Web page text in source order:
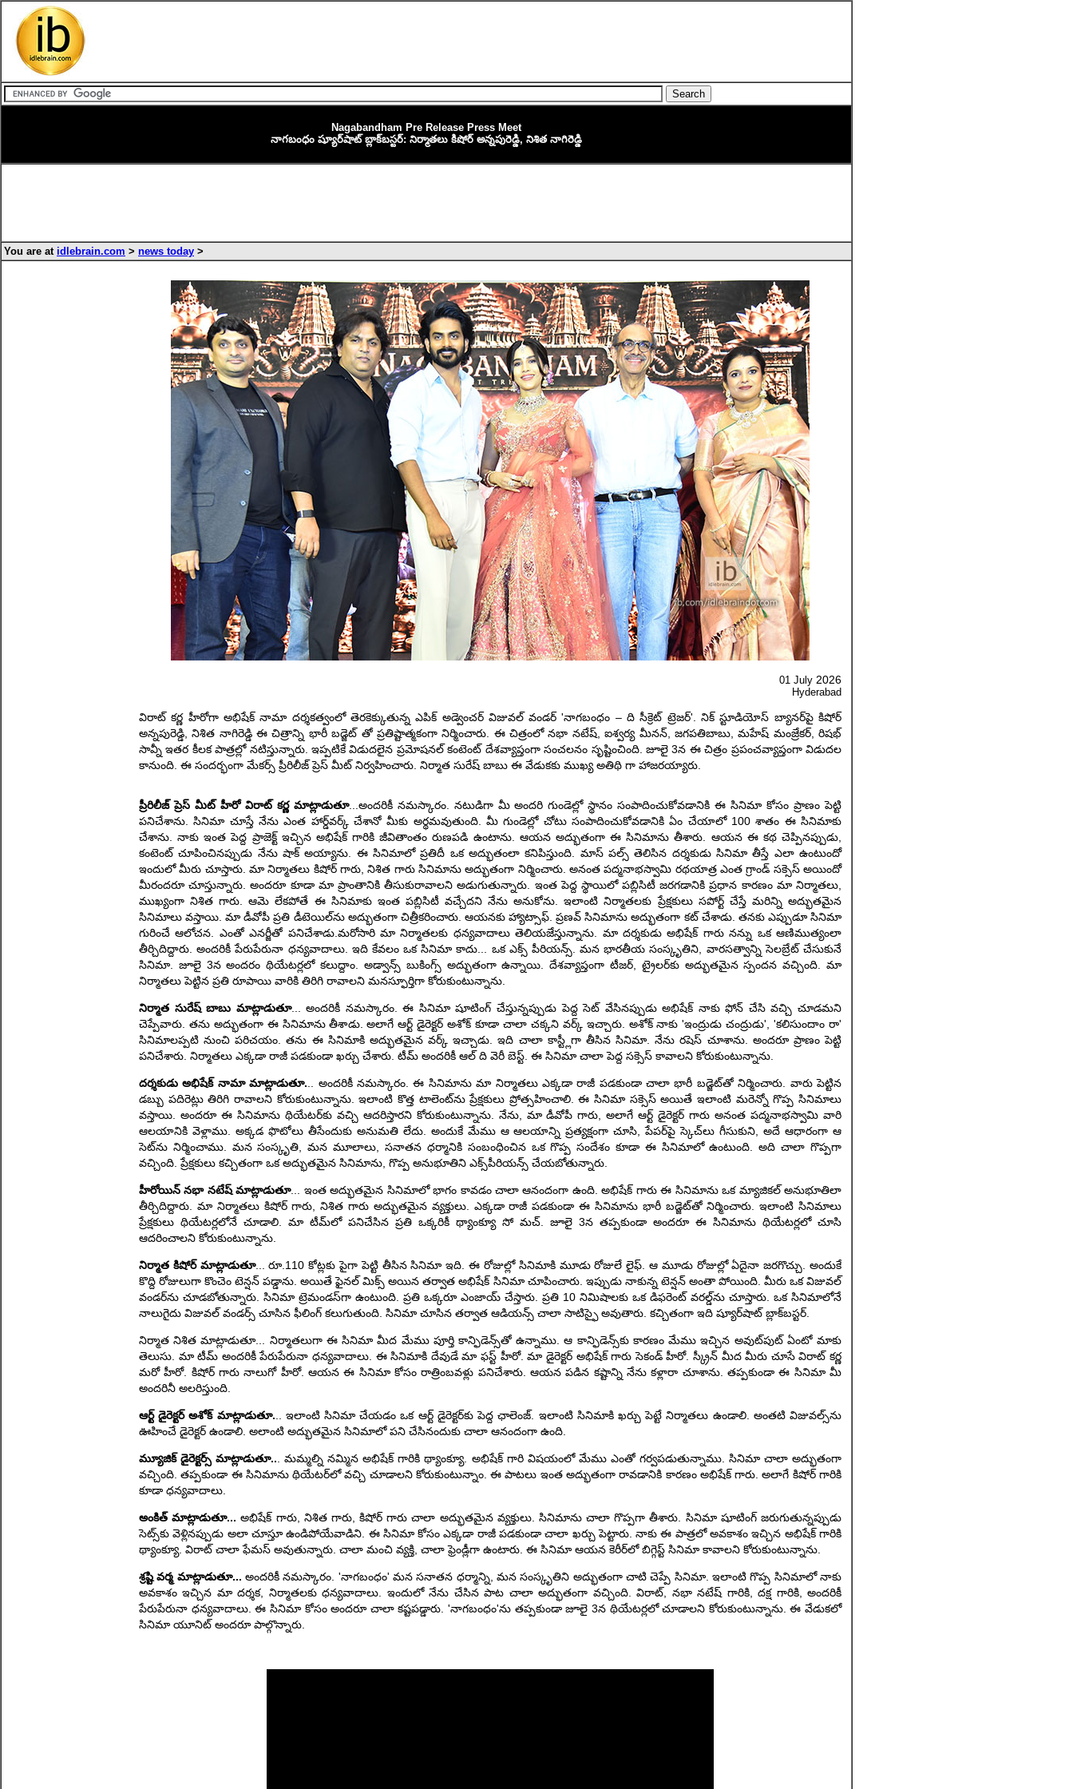
Nagabandham Pre Release Press Meet
నాగబంధం ష్యూర్‌షాట్ బ్లాక్‌బస్టర్: నిర్మాతలు కిషోర్ అన్నపురెడ్డి, నిశిత నాగిరెడ్డి
You are at idlebrain.com > news today >
01 July 2026
Hyderabad
విరాట్ కర్ణ హీరోగా అభిషేక్ నామా దర్శకత్వంలో తెరకెక్కుతున్న ఎపిక్ అడ్వెంచర్ విజువల్ వండర్ 'నాగబంధం – ది సీక్రెట్ ట్రెజర్'. నిక్ స్టూడియోస్ బ్యానర్‌పై కిషోర్
అన్నపురెడ్డి, నిశిత నాగిరెడ్డి ఈ చిత్రాన్ని భారీ బడ్జెట్ తో ప్రతిష్టాత్మకంగా నిర్మించారు. ఈ చిత్రంలో నభా నటేష్, ఐశ్వర్య మీనన్, జగపతిబాబు, మహేష్ మంజ్రేకర్, రిషభ్
సావ్నీ ఇతర కీలక పాత్రల్లో నటిస్తున్నారు. ఇప్పటికే విడుదలైన ప్రమోషనల్ కంటెంట్ దేశవ్యాప్తంగా సంచలనం సృష్టించింది. జూలై 3న ఈ చిత్రం ప్రపంచవ్యాప్తంగా విడుదల
కానుంది. ఈ సందర్భంగా మేకర్స్ ప్రీరిలీజ్ ప్రెస్ మీట్ నిర్వహించారు. నిర్మాత సురేష్ బాబు ఈ వేడుకకు ముఖ్య అతిథి గా హాజరయ్యారు.
ప్రీరిలీజ్ ప్రెస్ మీట్ హీరో విరాట్ కర్ణ మాట్లాడుతూ...అందరికీ నమస్కారం. నటుడిగా మీ అందరి గుండెల్లో స్థానం సంపాదించుకోవడానికి ఈ సినిమా కోసం ప్రాణం పెట్టి
పనిచేశాను. సినిమా చూస్తే నేను ఎంత హార్డ్‌వర్క్ చేశానో మీకు అర్థమవుతుంది. మీ గుండెల్లో చోటు సంపాదించుకోవడానికి ఏం చేయాలో 100 శాతం ఈ సినిమాకు
చేశాను. నాకు ఇంత పెద్ద ప్రాజెక్ట్ ఇచ్చిన అభిషేక్ గారికి జీవితాంతం రుణపడి ఉంటాను. ఆయన అద్భుతంగా ఈ సినిమాను తీశారు. ఆయన ఈ కథ చెప్పినప్పుడు,
కంటెంట్ చూపించినప్పుడు నేను షాక్ అయ్యాను. ఈ సినిమాలో ప్రతిదీ ఒక అద్భుతంలా కనిపిస్తుంది. మాస్ పల్స్ తెలిసిన దర్శకుడు సినిమా తీస్తే ఎలా ఉంటుందో
ఇందులో మీరు చూస్తారు. మా నిర్మాతలు కిషోర్ గారు, నిశిత గారు సినిమాను అద్భుతంగా నిర్మించారు. అనంత పద్మనాభస్వామి రథయాత్ర ఎంత గ్రాండ్ సక్సెస్ అయిందో
మీరందరూ చూస్తున్నారు. అందరూ కూడా మా ప్రాంతానికి తీసుకురావాలని అడుగుతున్నారు. ఇంత పెద్ద స్థాయిలో పబ్లిసిటీ జరగడానికి ప్రధాన కారణం మా నిర్మాతలు,
ముఖ్యంగా నిశిత గారు. ఆమె లేకపోతే ఈ సినిమాకు ఇంత పబ్లిసిటీ వచ్చేదని నేను అనుకోను. ఇలాంటి నిర్మాతలకు ప్రేక్షకులు సపోర్ట్ చేస్తే మరిన్ని అద్భుతమైన
సినిమాలు వస్తాయి. మా డీవోపీ ప్రతి డీటెయిల్‌ను అద్భుతంగా చిత్రీకరించారు. ఆయనకు హ్యాట్సాఫ్. ప్రణవ్ సినిమాను అద్భుతంగా కట్ చేశాడు. తనకు ఎప్పుడూ సినిమా
గురించే ఆలోచన. ఎంతో ఎనర్జీతో పనిచేశాడు.మరోసారి మా నిర్మాతలకు ధన్యవాదాలు తెలియజేస్తున్నాను. మా దర్శకుడు అభిషేక్ గారు నన్ను ఒక ఆణిముత్యంలా
తీర్చిదిద్దారు. అందరికీ పేరుపేరునా ధన్యవాదాలు. ఇది కేవలం ఒక సినిమా కాదు... ఒక ఎక్స్ పీరియన్స్. మన భారతీయ సంస్కృతిని, వారసత్వాన్ని సెలబ్రేట్ చేసుకునే
సినిమా. జూలై 3న అందరం థియేటర్లలో కలుద్దాం. అడ్వాన్స్ బుకింగ్స్ అద్భుతంగా ఉన్నాయి. దేశవ్యాప్తంగా టీజర్, ట్రైలర్‌కు అద్భుతమైన స్పందన వచ్చింది. మా
నిర్మాతలు పెట్టిన ప్రతి రూపాయి వారికి తిరిగి రావాలని మనస్ఫూర్తిగా కోరుకుంటున్నాను.
నిర్మాత సురేష్ బాబు మాట్లాడుతూ... అందరికీ నమస్కారం. ఈ సినిమా షూటింగ్ చేస్తున్నప్పుడు పెద్ద సెట్ వేసినప్పుడు అభిషేక్ నాకు ఫోన్ చేసి వచ్చి చూడమని
చెప్పేవారు. తను అద్భుతంగా ఈ సినిమాను తీశాడు. అలాగే ఆర్ట్ డైరెక్టర్ అశోక్ కూడా చాలా చక్కని వర్క్ ఇచ్చారు. అశోక్ నాకు 'ఇంద్రుడు చంద్రుడు', 'కలిసుందాం రా'
సినిమాలప్పటి నుంచి పరిచయం. తను ఈ సినిమాకి అద్భుతమైన వర్క్ ఇచ్చాడు. ఇది చాలా కాస్ట్లీగా తీసిన సినిమా. నేను రషెస్ చూశాను. అందరూ ప్రాణం పెట్టి
పనిచేశారు. నిర్మాతలు ఎక్కడా రాజీ పడకుండా ఖర్చు చేశారు. టీమ్ అందరికీ ఆల్ ది వెరీ బెస్ట్. ఈ సినిమా చాలా పెద్ద సక్సెస్ కావాలని కోరుకుంటున్నాను.
దర్శకుడు అభిషేక్ నామా మాట్లాడుతూ. .. అందరికీ నమస్కారం. ఈ సినిమాను మా నిర్మాతలు ఎక్కడా రాజీ పడకుండా చాలా భారీ బడ్జెట్‌తో నిర్మించారు. వారు పెట్టిన
డబ్బు పదిరెట్లు తిరిగి రావాలని కోరుకుంటున్నాను. ఇలాంటి కొత్త టాలెంట్‌ను ప్రేక్షకులు ప్రోత్సహించాలి. ఈ సినిమా సక్సెస్ అయితే ఇలాంటి మరెన్నో గొప్ప సినిమాలు
వస్తాయి. అందరూ ఈ సినిమాను థియేటర్‌కు వచ్చి ఆదరిస్తారని కోరుకుంటున్నాను. నేను, మా డీవోపీ గారు, అలాగే ఆర్ట్ డైరెక్టర్ గారు అనంత పద్మనాభస్వామి వారి
ఆలయానికి వెళ్లాము. అక్కడ ఫొటోలు తీసేందుకు అనుమతి లేదు. అందుకే మేము ఆ ఆలయాన్ని ప్రత్యక్షంగా చూసి, పేపర్‌పై స్కెచ్‌లు గీసుకుని, అదే ఆధారంగా ఆ
సెట్‌ను నిర్మించాము. మన సంస్కృతి, మన మూలాలు, సనాతన ధర్మానికి సంబంధించిన ఒక గొప్ప సందేశం కూడా ఈ సినిమాలో ఉంటుంది. అది చాలా గొప్పగా
వచ్చింది. ప్రేక్షకులు కచ్చితంగా ఒక అద్భుతమైన సినిమాను, గొప్ప అనుభూతిని ఎక్స్‌పీరియన్స్ చేయబోతున్నారు.
హీరోయిన్ నభా నటేష్ మాట్లాడుతూ... ఇంత అద్భుతమైన సినిమాలో భాగం కావడం చాలా ఆనందంగా ఉంది. అభిషేక్ గారు ఈ సినిమాను ఒక మ్యాజికల్ అనుభూతిలా
తీర్చిదిద్దారు. మా నిర్మాతలు కిషోర్ గారు, నిశిత గారు అద్భుతమైన వ్యక్తులు. ఎక్కడా రాజీ పడకుండా ఈ సినిమాను భారీ బడ్జెట్‌తో నిర్మించారు. ఇలాంటి సినిమాలు
ప్రేక్షకులు థియేటర్లలోనే చూడాలి. మా టీమ్‌లో పనిచేసిన ప్రతి ఒక్కరికీ థ్యాంక్యూ సో మచ్. జూలై 3న తప్పకుండా అందరూ ఈ సినిమాను థియేటర్లలో చూసి
ఆదరించాలని కోరుకుంటున్నాను.
నిర్మాత కిషోర్ మాట్లాడుతూ... రూ.110 కోట్లకు పైగా పెట్టి తీసిన సినిమా ఇది. ఈ రోజుల్లో సినిమాకి మూడు రోజులే లైఫ్. ఆ మూడు రోజుల్లో ఏదైనా జరగొచ్చు. అందుకే
కొద్ది రోజులుగా కొంచెం టెన్షన్ పడ్డాను. అయితే ఫైనల్ మిక్స్ అయిన తర్వాత అభిషేక్ సినిమా చూపించారు. ఇప్పుడు నాకున్న టెన్షన్ అంతా పోయింది. మీరు ఒక విజువల్
వండర్‌ను చూడబోతున్నారు. సినిమా ట్రెమండస్‌గా ఉంటుంది. ప్రతి ఒక్కరూ ఎంజాయ్ చేస్తారు. ప్రతి 10 నిమిషాలకు ఒక డిఫరెంట్ వరల్డ్‌ను చూస్తారు. ఒక సినిమాలోనే
నాలుగైదు విజువల్ వండర్స్ చూసిన ఫీలింగ్ కలుగుతుంది. సినిమా చూసిన తర్వాత ఆడియన్స్ చాలా సాటిస్ఫై అవుతారు. కచ్చితంగా ఇది ష్యూర్‌షాట్ బ్లాక్‌బస్టర్.
నిర్మాత నిశిత మాట్లాడుతూ... నిర్మాతలుగా ఈ సినిమా మీద మేము పూర్తి కాన్ఫిడెన్స్‌తో ఉన్నాము. ఆ కాన్ఫిడెన్స్‌కు కారణం మేము ఇచ్చిన అవుట్‌పుట్ ఏంటో మాకు
తెలుసు. మా టీమ్ అందరికీ పేరుపేరునా ధన్యవాదాలు. ఈ సినిమాకి దేవుడే మా ఫస్ట్ హీరో. మా డైరెక్టర్ అభిషేక్ గారు సెకండ్ హీరో. స్క్రీన్ మీద మీరు చూసే విరాట్ కర్ణ
మరో హీరో. కిషోర్ గారు నాలుగో హీరో. ఆయన ఈ సినిమా కోసం రాత్రింబవళ్లు పనిచేశారు. ఆయన పడిన కష్టాన్ని నేను కళ్లారా చూశాను. తప్పకుండా ఈ సినిమా మీ
అందరినీ అలరిస్తుంది.
ఆర్ట్ డైరెక్టర్ అశోక్ మాట్లాడుతూ. .. ఇలాంటి సినిమా చేయడం ఒక ఆర్ట్ డైరెక్టర్‌కు పెద్ద ఛాలెంజ్. ఇలాంటి సినిమాకి ఖర్చు పెట్టే నిర్మాతలు ఉండాలి. అంతటి విజువల్స్‌ను
ఊహించే డైరెక్టర్ ఉండాలి. అలాంటి అద్భుతమైన సినిమాలో పని చేసినందుకు చాలా ఆనందంగా ఉంది.
మ్యూజిక్ డైరెక్టర్స్ మాట్లాడుతూ.. . మమ్మల్ని నమ్మిన అభిషేక్ గారికి థ్యాంక్యూ. అభిషేక్ గారి విషయంలో మేము ఎంతో గర్వపడుతున్నాము. సినిమా చాలా అద్భుతంగా
వచ్చింది. తప్పకుండా ఈ సినిమాను థియేటర్‌లో వచ్చి చూడాలని కోరుకుంటున్నాం. ఈ పాటలు ఇంత అద్భుతంగా రావడానికి కారణం అభిషేక్ గారు. అలాగే కిషోర్ గారికి
కూడా ధన్యవాదాలు.
అంకిత్ మాట్లాడుతూ... అభిషేక్ గారు, నిశిత గారు, కిషోర్ గారు చాలా అద్భుతమైన వ్యక్తులు. సినిమాను చాలా గొప్పగా తీశారు. సినిమా షూటింగ్ జరుగుతున్నప్పుడు
సెట్స్‌కు వెళ్లినప్పుడు అలా చూస్తూ ఉండిపోయేవాడిని. ఈ సినిమా కోసం ఎక్కడా రాజీ పడకుండా చాలా ఖర్చు పెట్టారు. నాకు ఈ పాత్రలో అవకాశం ఇచ్చిన అభిషేక్ గారికి
థ్యాంక్యూ. విరాట్ చాలా ఫేమస్ అవుతున్నారు. చాలా మంచి వ్యక్తి, చాలా ఫ్రెండ్లీగా ఉంటారు. ఈ సినిమా ఆయన కెరీర్‌లో బిగ్గెస్ట్ సినిమా కావాలని కోరుకుంటున్నాను.
శ్రష్టి వర్మ మాట్లాడుతూ... అందరికీ నమస్కారం. 'నాగబంధం' మన సనాతన ధర్మాన్ని, మన సంస్కృతిని అద్భుతంగా చాటి చెప్పే సినిమా. ఇలాంటి గొప్ప సినిమాలో నాకు
అవకాశం ఇచ్చిన మా దర్శక, నిర్మాతలకు ధన్యవాదాలు. ఇందులో నేను చేసిన పాట చాలా అద్భుతంగా వచ్చింది. విరాట్, నభా నటేష్ గారికి, దక్ష గారికి, అందరికీ
పేరుపేరునా ధన్యవాదాలు. ఈ సినిమా కోసం అందరూ చాలా కష్టపడ్డారు. 'నాగబంధం'ను తప్పకుండా జూలై 3న థియేటర్లలో చూడాలని కోరుకుంటున్నాను. ఈ వేడుకలో
సినిమా యూనిట్ అందరూ పాల్గొన్నారు.